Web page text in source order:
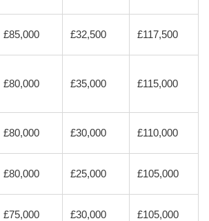
£85,000 £32,500 £117,500
£80,000 £35,000 £115,000
£80,000 £30,000 £110,000
£80,000 £25,000 £105,000
£75,000 £30,000 £105,000